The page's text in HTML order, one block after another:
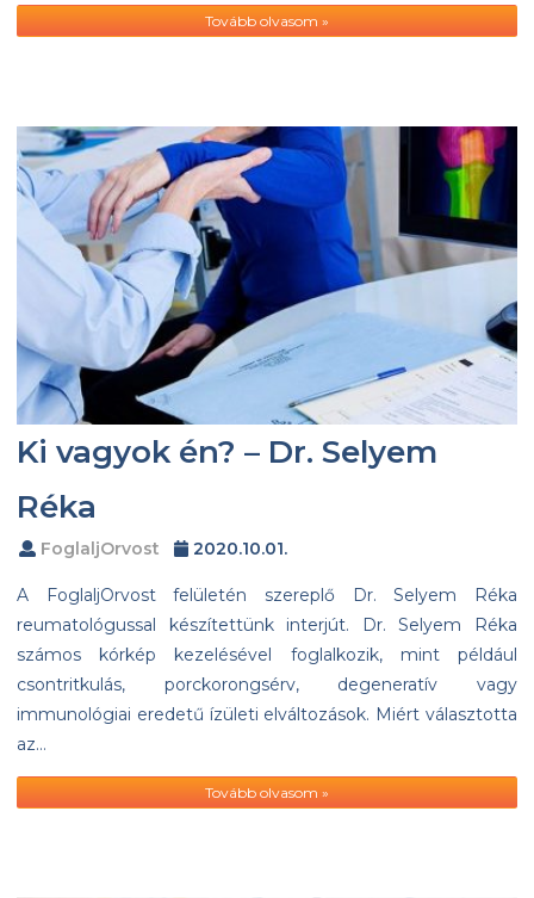
Tovább olvasom »
Ki vagyok én? – Dr. Selyem
Réka
FoglaljOrvost 2020.10.01.
A FoglaljOrvost felületén szereplő Dr. Selyem Réka
reumatológussal készítettünk interjút. Dr. Selyem Réka
számos kórkép kezelésével foglalkozik, mint például
csontritkulás, porckorongsérv, degeneratív vagy
immunológiai eredetű ízületi elváltozások. Miért választotta
az…
Tovább olvasom »